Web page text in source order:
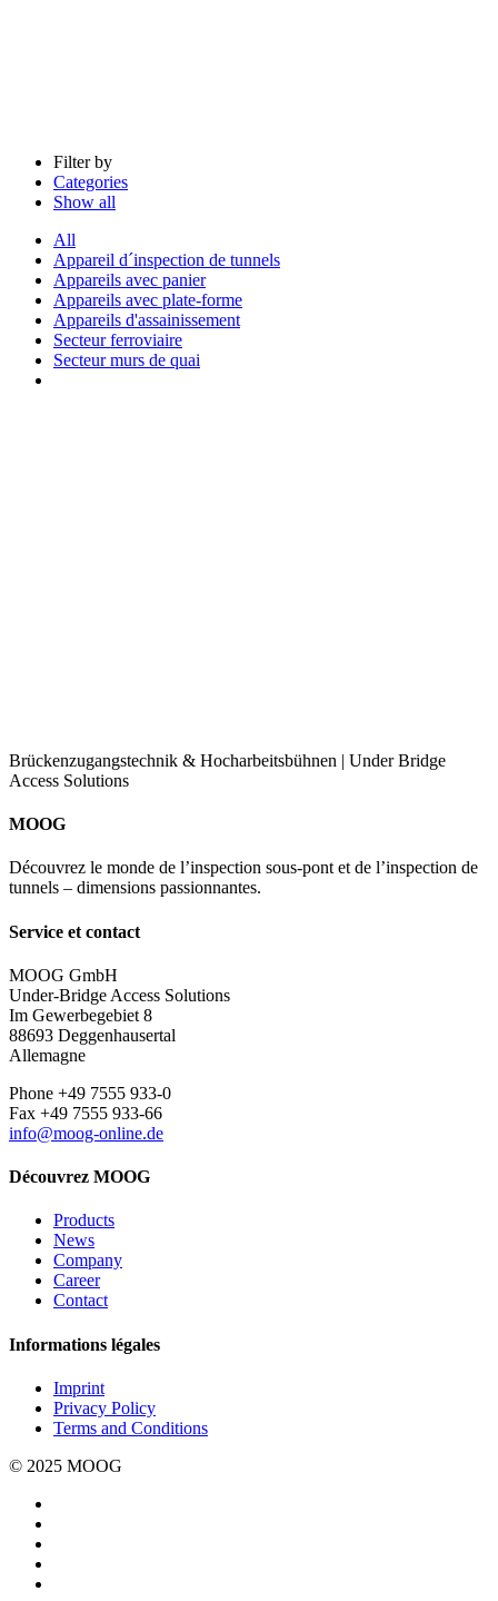
Filter by
Categories
Show all
All
Appareil d´inspection de tunnels
Appareils avec panier
Appareils avec plate-forme
Appareils d'assainissement
Secteur ferroviaire
Secteur murs de quai
Brückenzugangstechnik & Hocharbeitsbühnen | Under Bridge
Access Solutions
MOOG
Découvrez le monde de l’inspection sous-pont et de l’inspection de
tunnels – dimensions passionnantes.
Service et contact
MOOG GmbH
Under-Bridge Access Solutions
Im Gewerbegebiet 8
88693 Deggenhausertal
Allemagne
Phone +49 7555 933-0
Fax +49 7555 933-66
info@moog-online.de
Découvrez MOOG
Products
News
Company
Career
Contact
Informations légales
Imprint
Privacy Policy
Terms and Conditions
© 2025 MOOG